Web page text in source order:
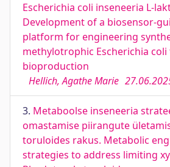
Escherichia coli inseneeria L-
Development of a biosensor-
platform for engineering
methylotrophic Escherichia
bioproduction
Hellich, Agathe Marie
3. Metaboolse inseneeria
omastamise piirangute
toruloides rakus. Metabolic
strategies to address limiting